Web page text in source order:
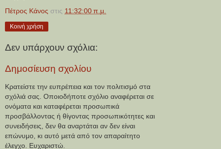
Πέτρος Κάνος στις 11:32:00 π.μ.
Κοινή χρήση
Δεν υπάρχουν σχόλια:
Δημοσίευση σχολίου
Κρατείστε την ευπρέπεια και τον πολιτισμό στα
σχόλιά σας. Οποιοδήποτε σχόλιο αναφέρεται σε
ονόματα και καταφέρεται προσωπικά
προσβάλλοντας ή θίγοντας προσωπικότητες και
συνειδήσεις, δεν θα αναρτάται αν δεν είναι
επώνυμο, κι αυτό μετά από τον απαραίτητο
έλεγχο. Ευχαριστώ.